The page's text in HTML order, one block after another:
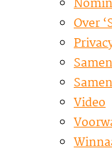
Over
Video